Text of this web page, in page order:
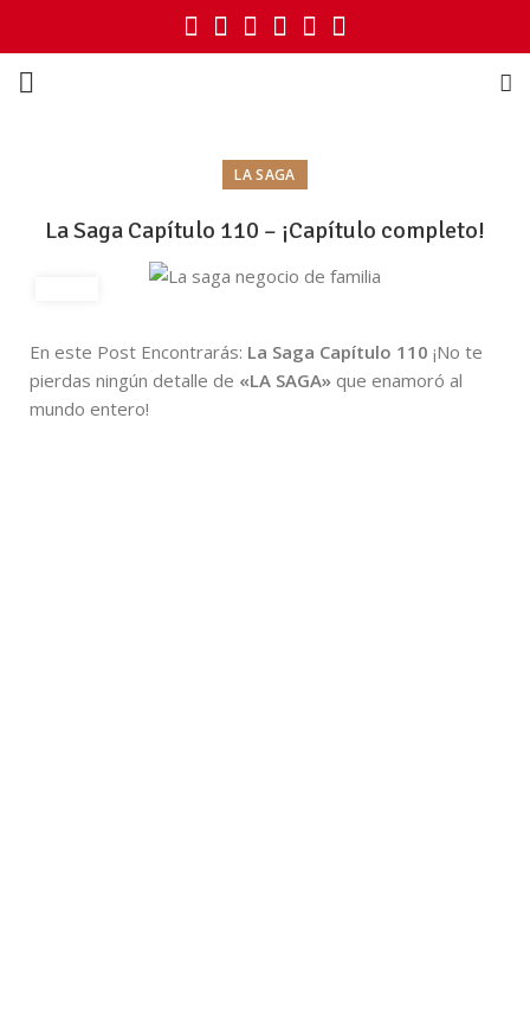
LA SAGA
La Saga Capítulo 110 – ¡Capítulo completo!
En este Post Encontrarás: La Saga Capítulo 110 ¡No te
pierdas ningún detalle de «LA SAGA» que enamoró al
mundo entero!